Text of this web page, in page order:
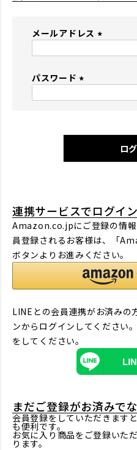
メールアドレス
パスワード
)
ロ
連携サービスでログイ
Amazon.co.jpにご登録の情
員登録されるお客様は、「
ボタンよりお進みください。
LINEとの会員連携がお済みの
ンからログインしてください
をしてください。
まだご登録がお済みで
会員登録をしていただきます
も便利です。
お気に入り商品をご登録いた
ります。